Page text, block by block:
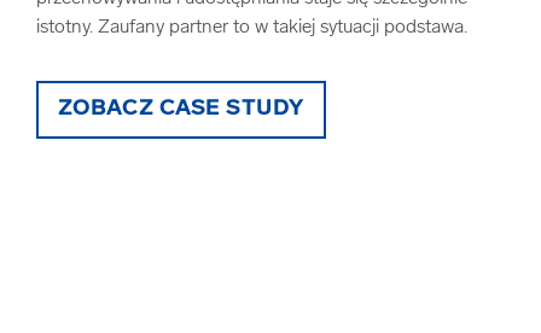
istotny. Zaufany partner to w takiej sytuacji podstawa.
ZOBACZ CASE STUDY